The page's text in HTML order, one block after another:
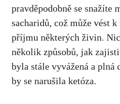
pravděpodobně se
sacharidů, což může vést k
příjmu některých živin.
několik způsobů, jak
byla stále vyvážená a
by se narušila ketóza.